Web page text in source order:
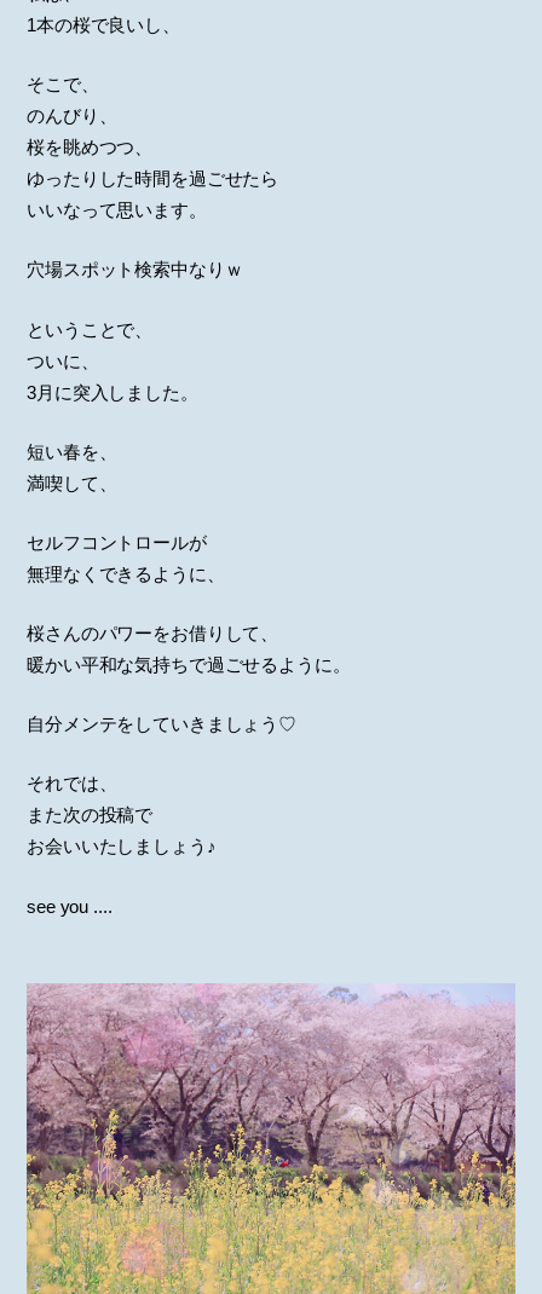
1本の桜で良いし、
そこで、
のんびり、
桜を眺めつつ、
ゆったりした時間を過ごせたら
いいなって思います。
穴場スポット検索中なりｗ
ということで、
ついに、
3月に突入しました。
短い春を、
満喫して、
セルフコントロールが
無理なくできるように、
桜さんのパワーをお借りして、
暖かい平和な気持ちで過ごせるように。
自分メンテをしていきましょう♡
それでは、
また次の投稿で
お会いいたしましょう♪
see you ....